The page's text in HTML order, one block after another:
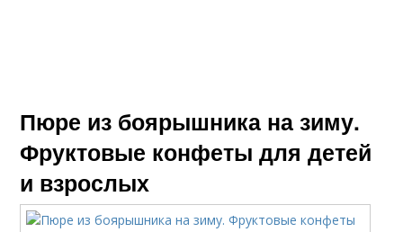
Пюре из боярышника на зиму.
Фруктовые конфеты для детей
и взрослых